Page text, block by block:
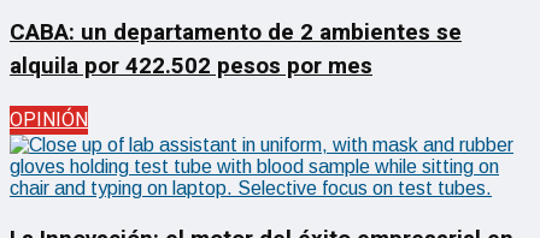
CABA: un departamento de 2 ambientes se
alquila por 422.502 pesos por mes
OPINIÓN